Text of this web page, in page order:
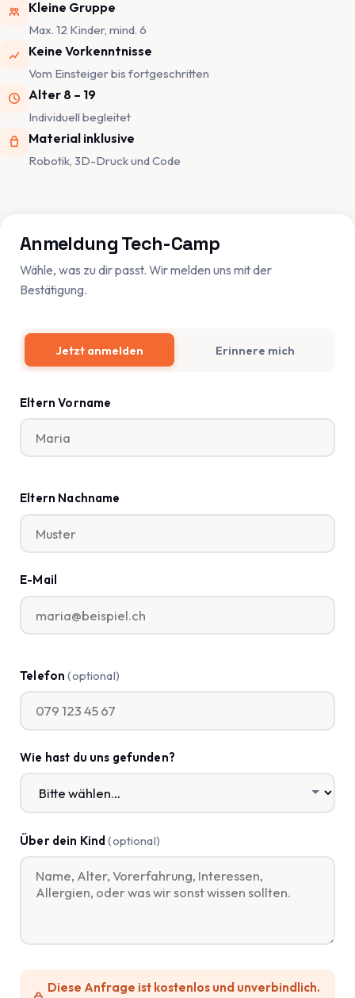
Kleine Gruppe
Max. 12 Kinder, mind. 6
Keine Vorkenntnisse
Vom Einsteiger bis fortgeschritten
Alter 8 – 19
Individuell begleitet
Material inklusive
Robotik, 3D-Druck und Code
Anmeldung Tech-Camp
Wähle, was zu dir passt. Wir melden uns mit der
Bestätigung.
Jetzt anmelden Erinnere mich
Eltern Vorname
Eltern Nachname
E-Mail
Telefon(optional)
Wie hast du uns gefunden?
Über dein Kind(optional)
Diese Anfrage ist kostenlos und unverbindlich.